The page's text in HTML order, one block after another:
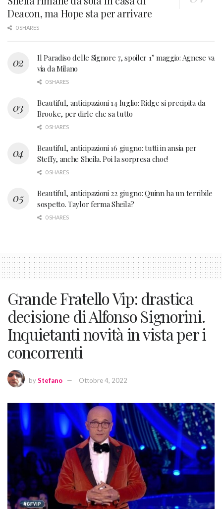
Deacon, ma Hope sta per arrivare
0 SHARES
Il Paradiso delle Signore 7, spoiler 1° maggio: Agnese va
via da Milano
0 SHARES
Beautiful, anticipazioni 14 luglio: Ridge si precipita da
Brooke, per dirle che sa tutto
0 SHARES
Beautiful, anticipazioni 16 giugno: tutti in ansia per
Steffy, anche Sheila. Poi la sorpresa choc!
0 SHARES
Beautiful, anticipazioni 22 giugno: Quinn ha un terribile
sospetto. Taylor ferma Sheila?
0 SHARES
Grande Fratello Vip: drastica
decisione di Alfonso Signorini.
Inquietanti novità in vista per i
concorrenti
byStefano Ottobre 4, 2022